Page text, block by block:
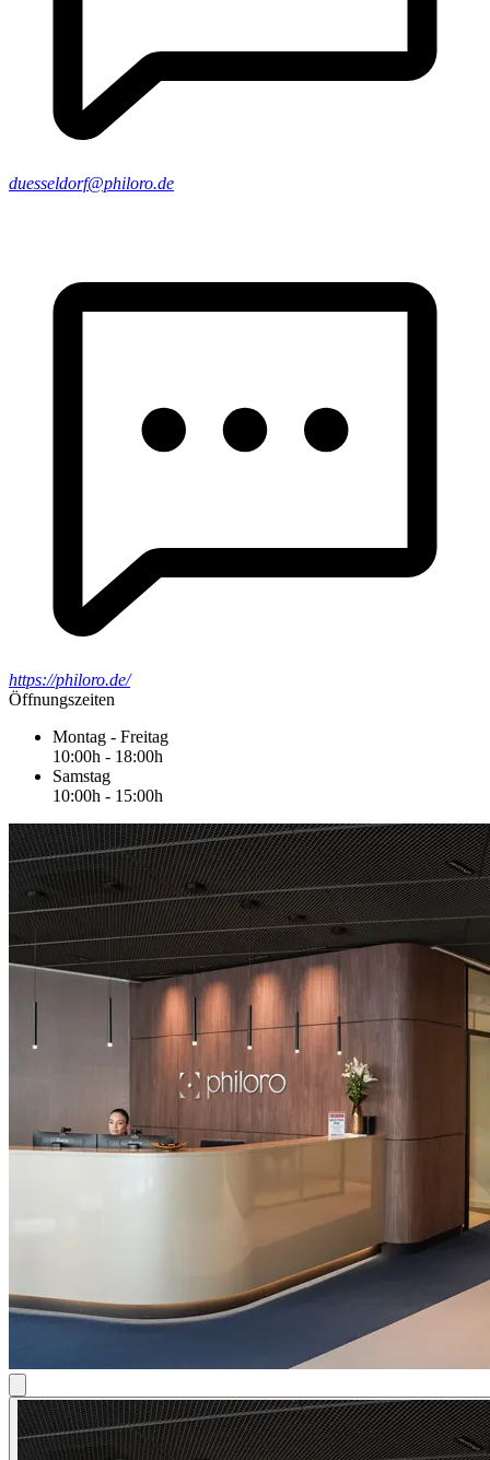
duesseldorf@philoro.de
https://philoro.de/
Öffnungszeiten
Montag - Freitag
10:00h - 18:00h
Samstag
10:00h - 15:00h